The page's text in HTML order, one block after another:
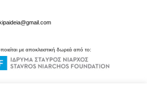
με αποκλειστική δωρεά από το: